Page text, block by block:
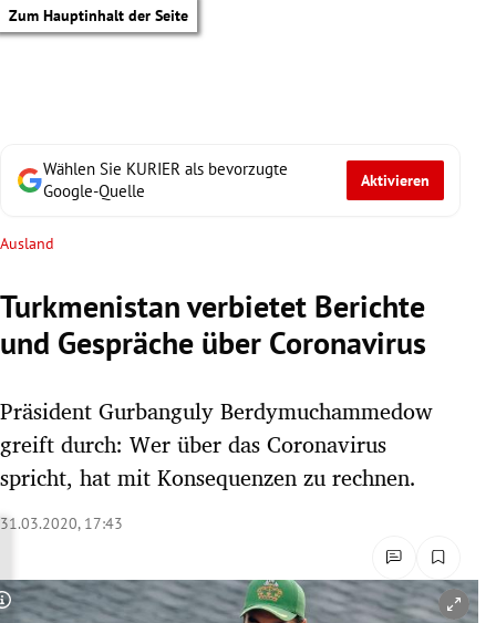
Zum Hauptinhalt der Seite
Untermenü
Untermenü
Wählen Sie KURIER als bevorzugte
Google-Quelle
Aktivieren
Ausland
Turkmenistan verbietet Berichte
und Gespräche über Coronavirus
Präsident Gurbanguly Berdymuchammedow
greift durch: Wer über das Coronavirus
spricht, hat mit Konsequenzen zu rechnen.
31.03.2020, 17:43
Copyright-Hinweis öffnen/schließen